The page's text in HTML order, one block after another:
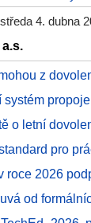
4. dubna
z
o letní
pro
roce 2026
od